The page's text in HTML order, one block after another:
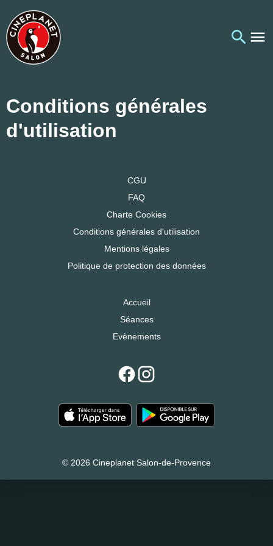
Conditions générales
d'utilisation
CGU
FAQ
Charte Cookies
Conditions générales d'utilisation
Mentions légales
Politique de protection des données
Accueil
Séances
Evènements
© 2026 Cineplanet Salon-de-Provence